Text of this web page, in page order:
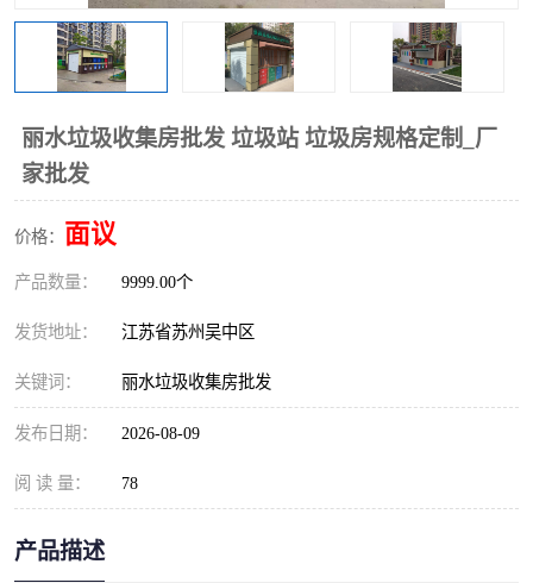
丽水垃圾收集房批发 垃圾站 垃圾房规格定制_厂
家批发
价格： 面议
产品数量： 9999.00个
发货地址： 江苏省苏州吴中区
关键词： 丽水垃圾收集房批发
发布日期： 2026-08-09
阅 读 量： 78
产品描述